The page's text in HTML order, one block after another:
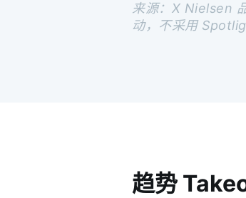
来源：X Nielsen
动，不采用
趋势